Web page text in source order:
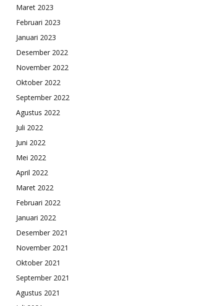
Maret 2023
Februari 2023
Januari 2023
Desember 2022
November 2022
Oktober 2022
September 2022
Agustus 2022
Juli 2022
Juni 2022
Mei 2022
April 2022
Maret 2022
Februari 2022
Januari 2022
Desember 2021
November 2021
Oktober 2021
September 2021
Agustus 2021